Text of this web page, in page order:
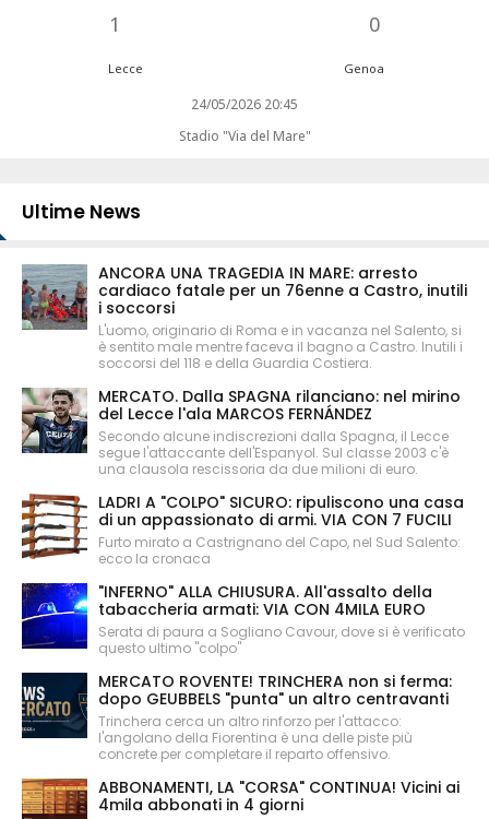
1 0
Lecce Genoa
24/05/2026 20:45
Stadio "Via del Mare"
Ultime News
ANCORA UNA TRAGEDIA IN MARE: arresto
cardiaco fatale per un 76enne a Castro, inutili
i soccorsi
L'uomo, originario di Roma e in vacanza nel Salento, si
è sentito male mentre faceva il bagno a Castro. Inutili i
soccorsi del 118 e della Guardia Costiera.
MERCATO. Dalla SPAGNA rilanciano: nel mirino
del Lecce l'ala MARCOS FERNÁNDEZ
Secondo alcune indiscrezioni dalla Spagna, il Lecce
segue l'attaccante dell'Espanyol. Sul classe 2003 c'è
una clausola rescissoria da due milioni di euro.
LADRI A "COLPO" SICURO: ripuliscono una casa
di un appassionato di armi. VIA CON 7 FUCILI
Furto mirato a Castrignano del Capo, nel Sud Salento:
ecco la cronaca
"INFERNO" ALLA CHIUSURA. All'assalto della
tabaccheria armati: VIA CON 4MILA EURO
Serata di paura a Sogliano Cavour, dove si è verificato
questo ultimo "colpo"
MERCATO ROVENTE! TRINCHERA non si ferma:
dopo GEUBBELS "punta" un altro centravanti
Trinchera cerca un altro rinforzo per l'attacco:
l'angolano della Fiorentina è una delle piste più
concrete per completare il reparto offensivo.
ABBONAMENTI, LA "CORSA" CONTINUA! Vicini ai
4mila abbonati in 4 giorni